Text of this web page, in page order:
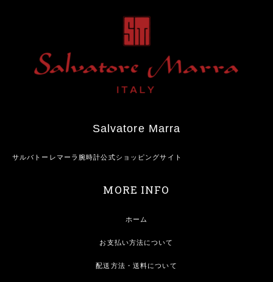
Salvatore Marra
サルバトーレマーラ腕時計公式ショッピングサイト
MORE INFO
ホーム
お支払い方法について
配送方法・送料について